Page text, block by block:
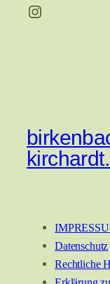
Instagram
Datenschutz
Rechtliche